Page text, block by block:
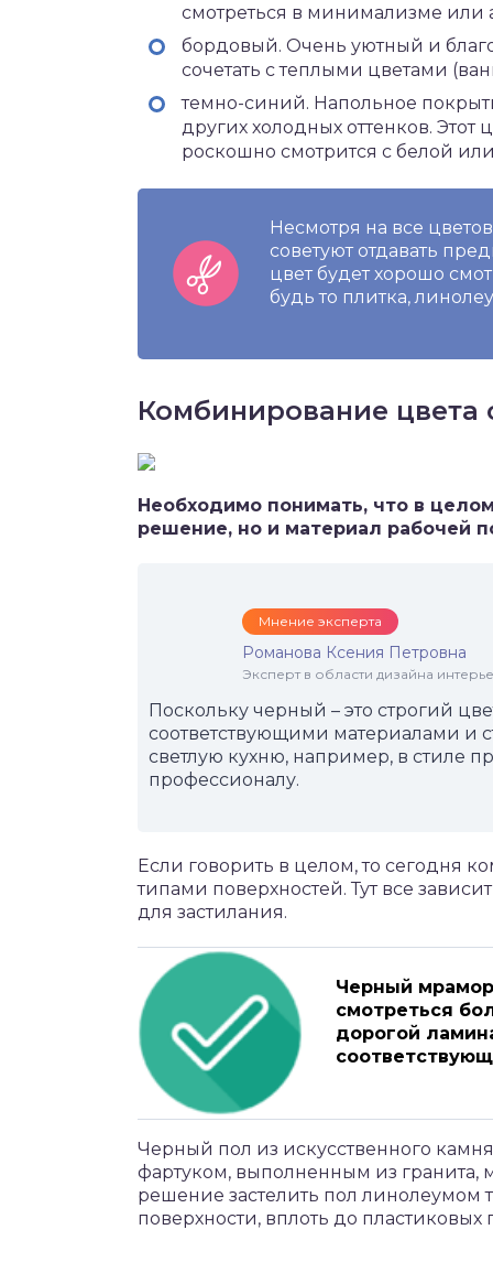
смотреться в минимализме или
бордовый. Очень уютный и
сочетать с теплыми цветами
темно-синий. Напольное
других холодных оттенков.
роскошно смотрится с белой
Несмотря на все
советуют отдавать
цвет будет хорошо
будь то плитка,
Комбинирование цвета
Необходимо понимать, что в
решение, но и материал рабочей
Мнение эксперта
Романова Ксения Петровна
Эксперт в области дизайна
Поскольку черный – это строгий
соответствующими материалами и
светлую кухню, например, в стиле
профессионалу.
Если говорить в целом, то сегодня
типами поверхностей. Тут все
для застилания.
Черный
смотреться
дорогой
Черный пол из искусственного
фартуком, выполненным из гранита,
решение застелить пол линолеумом
поверхности, вплоть до пластиковых